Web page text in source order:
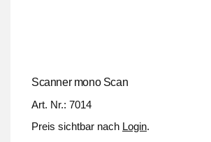
Scanner mono Scan
Art. Nr.: 7014
Preis sichtbar nach Login.